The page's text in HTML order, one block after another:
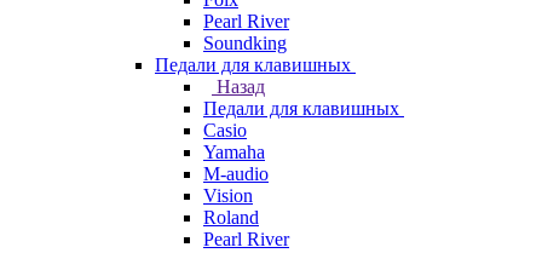
Pearl River
Soundking
Педали для клавишных
Назад
Педали для клавишных
Casio
Yamaha
M-audio
Vision
Roland
Pearl River